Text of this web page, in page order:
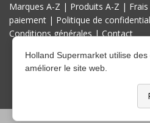
Marques A-Z | Produits A-Z |
paiement | Politique de
Conditions générales|Contact
Holland Supermarket utilise
améliorer le site web.